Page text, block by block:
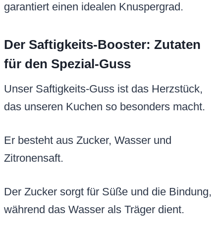
garantiert einen idealen Knuspergrad.
Der Saftigkeits-Booster: Zutaten
für den Spezial-Guss
Unser Saftigkeits-Guss ist das Herzstück,
das unseren Kuchen so besonders macht.
Er besteht aus Zucker, Wasser und
Zitronensaft.
Der Zucker sorgt für Süße und die Bindung,
während das Wasser als Träger dient.